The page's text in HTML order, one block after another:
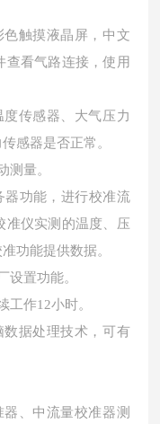
触摸液晶屏，中文
查看气路连接，使用
传感器、大气压力
感器是否正常。
测量。
器功能，进行校准流
准仪实测的温度、压
功能提供数据。
设置功能。
工作12小时。
据处理技术，可有
、中流量校准器测